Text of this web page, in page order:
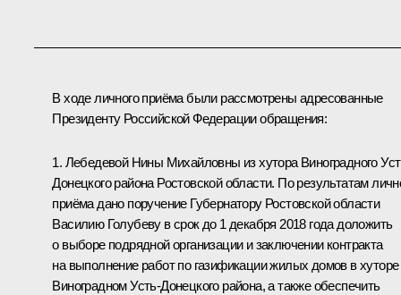
В ходе личного приёма были рассмотрены адресованные
Президенту Российской Федерации обращения:
1. Лебедевой Нины Михайловны из хутора Виноградного
Донецкого района Ростовской области. По результатам
приёма дано поручение Губернатору Ростовской области
Василию Голубеву в срок до 1 декабря 2018 года доложить
о выборе подрядной организации и заключении контракта
на выполнение работ по газификации жилых домов в хуторе
Виноградном Усть-Донецкого района, а также обеспечить